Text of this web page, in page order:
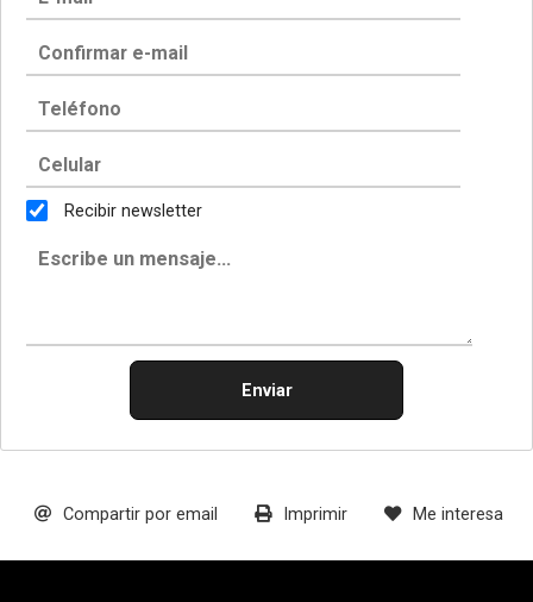
Recibir newsletter
Enviar
Compartir por email Imprimir Me interesa